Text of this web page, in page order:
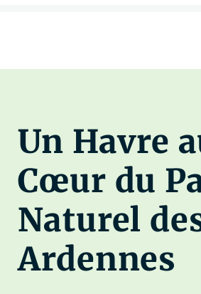
Un Havre
Cœur du
Naturel
Ardennes